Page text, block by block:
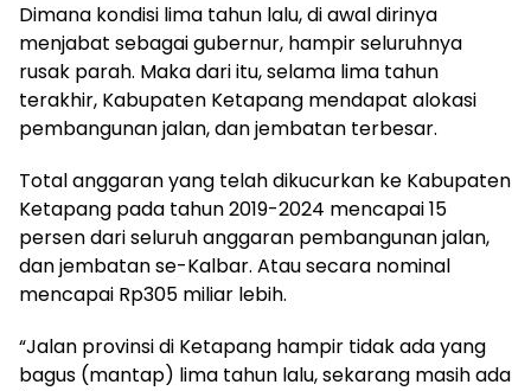
Dimana kondisi lima tahun lalu, di awal dirinya
menjabat sebagai gubernur, hampir seluruhnya
rusak parah. Maka dari itu, selama lima tahun
terakhir, Kabupaten Ketapang mendapat alokasi
pembangunan jalan, dan jembatan terbesar.
Total anggaran yang telah dikucurkan ke Kabupaten
Ketapang pada tahun 2019-2024 mencapai 15
persen dari seluruh anggaran pembangunan jalan,
dan jembatan se-Kalbar. Atau secara nominal
mencapai Rp305 miliar lebih.
“Jalan provinsi di Ketapang hampir tidak ada yang
bagus (mantap) lima tahun lalu, sekarang masih ada